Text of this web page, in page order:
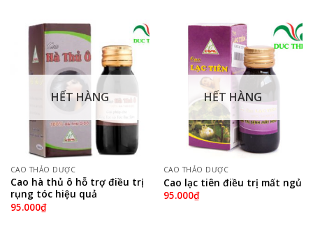
HẾT HÀNG
CAO THẢO DƯỢC
Cao hà thủ ô hỗ trợ điều trị
rụng tóc hiệu quả
95.000₫
HẾT HÀNG
CAO THẢO DƯỢC
Cao lạc tiên điều trị mất ngủ
95.000₫